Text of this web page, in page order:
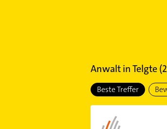
AnwaltinTelgte(
Beste Treffer